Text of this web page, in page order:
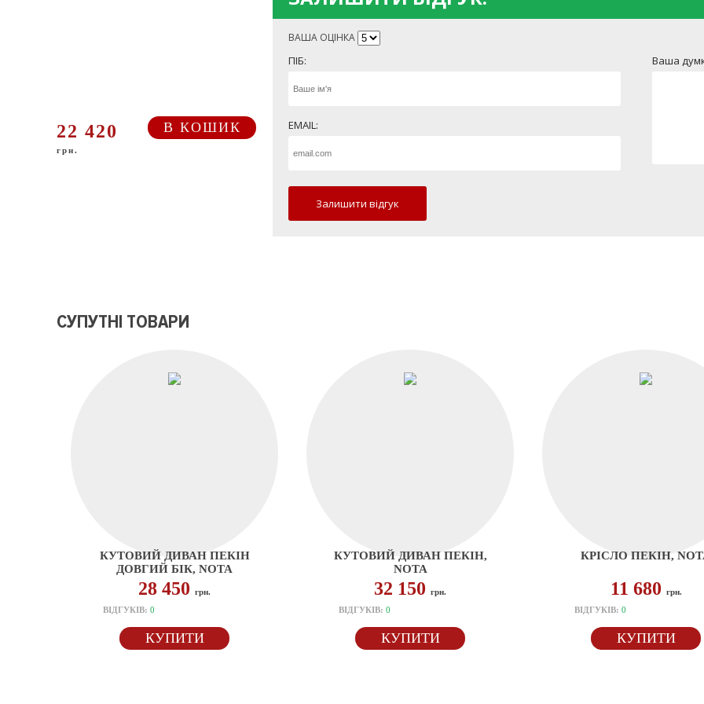
22 420
грн.
В КОШИК
ВАША ОЦІНКА
ПІБ:
EMAIL:
Ваша
Залишити відгук
СУПУТНІ ТОВАРИ
КУТОВИЙ ДИВАН ПЕКІН
ДОВГИЙ БІК, NOTA
28 450 грн.
ВІДГУКІВ: 0
КУПИТИ
КУТОВИЙ ДИВАН ПЕКІН,
NOTA
32 150 грн.
ВІДГУКІВ: 0
КУПИТИ
КРІСЛО ПЕКІН,
11 680 грн.
ВІДГУКІВ: 0
КУПИТИ